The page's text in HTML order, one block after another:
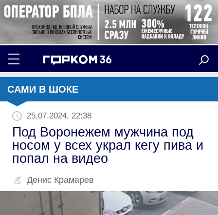
САМИ В ШОКЕ
25.07.2024, 22:38
Под Воронежем мужчина под
носом у всех украл кегу пива и
попал на видео
Денис Крамарев